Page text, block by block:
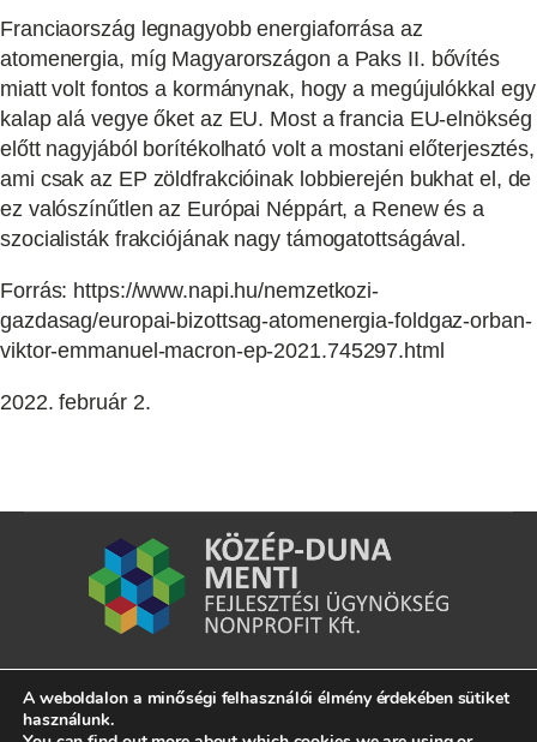
Franciaország legnagyobb energiaforrása az
atomenergia, míg Magyarországon a Paks II. bővítés
miatt volt fontos a kormánynak, hogy a megújulókkal egy
kalap alá vegye őket az EU. Most a francia EU-elnökség
előtt nagyjából borítékolható volt a mostani előterjesztés,
ami csak az EP zöldfrakcióinak lobbierején bukhat el, de
ez valószínűtlen az Európai Néppárt, a Renew és a
szocialisták frakciójának nagy támogatottságával.
Forrás: https://www.napi.hu/nemzetkozi-
gazdasag/europai-bizottsag-atomenergia-foldgaz-orban-
viktor-emmanuel-macron-ep-2021.745297.html
2022. február 2.
7020 Dunaföldvár, Kossuth Lajos u. 2.
A weboldalon a minőségi felhasználói élmény érdekében sütiket
használunk.